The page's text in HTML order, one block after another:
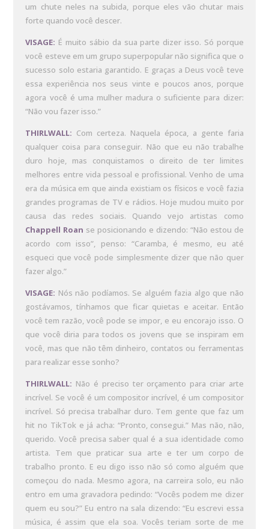
um chute neles na subida, porque eles vão chutar mais
forte quando você descer.
VISAGE: É muito sábio da sua parte dizer isso. Só porque
você esteve em um grupo superpopular não significa que o
sucesso solo estaria garantido. E graças a Deus você teve
essa experiência nos seus vinte e poucos anos, porque
agora você é uma mulher madura o suficiente para dizer:
“Não vou fazer isso.”
THIRLWALL: Com certeza. Naquela época, a gente faria
qualquer coisa para conseguir. Não que eu não trabalhe
duro hoje, mas conquistamos o direito de ter limites
melhores entre vida pessoal e profissional. Venho de uma
era da música em que ainda existiam os físicos e você fazia
grandes programas de TV e rádios. Hoje mudou muito por
causa das redes sociais. Quando vejo artistas como
Chappell Roan se posicionando e dizendo: “Não estou de
acordo com isso”, penso: “Caramba, é mesmo, eu até
esqueci que você pode simplesmente dizer que não quer
fazer algo.”
VISAGE: Nós não podíamos. Se alguém fazia algo que não
gostávamos, tínhamos que ficar quietas e aceitar. Então
você tem razão, você pode se impor, e eu encorajo isso. O
que você diria para todos os jovens que se inspiram em
você, mas que não têm dinheiro, contatos ou ferramentas
para realizar esse sonho?
THIRLWALL: Não é preciso ter orçamento para criar arte
incrível. Se você é um compositor incrível, é um compositor
incrível. Só precisa trabalhar duro. Tem gente que faz um
hit no TikTok e já acha: “Pronto, consegui.” Mas não, não,
querido. Você precisa saber qual é a sua identidade como
artista. Tem que praticar sua arte e ter um corpo de
trabalho pronto. E eu digo isso não só como alguém que
começou do nada. Mesmo agora, na carreira solo, eu não
entro em uma gravadora pedindo: “Vocês podem me dizer
quem eu sou?” Eu entro na sala dizendo: “Eu escrevi essa
música, é assim que ela soa. Vocês teriam sorte de me